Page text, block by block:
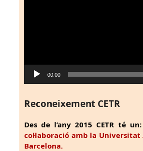
00:00
Reconeixement CETR
Des de l’any 2015 CETR té
col·laboració amb la
Barcelona.